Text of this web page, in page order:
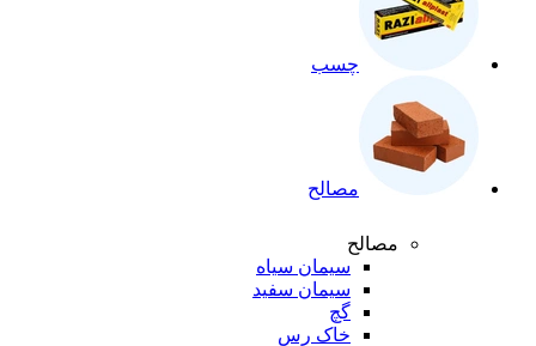
چسب
مصالح
مصالح
سیمان سیاه
سیمان سفید
گچ
خاک رس